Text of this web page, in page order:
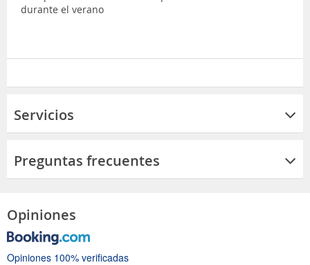
durante el verano
Servicios
Preguntas frecuentes
Opiniones
Opiniones 100% verificadas